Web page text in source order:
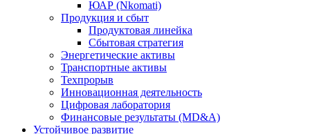
ЮАР (Nkomati)
Продукция и сбыт
Продуктовая линейка
Сбытовая стратегия
Энергетические активы
Транспортные активы
Техпрорыв
Инновационная деятельность
Цифровая лаборатория
Финансовые результаты (MD&A)
Устойчивое развитие